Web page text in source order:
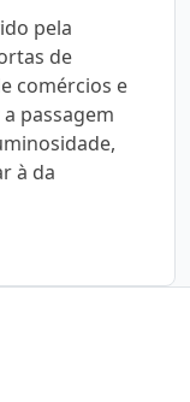
pela
de
comércios e
passagem
à da